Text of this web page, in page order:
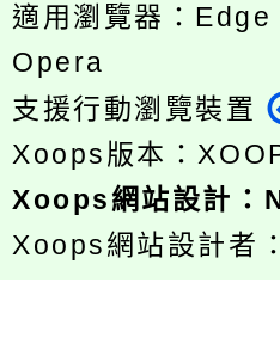
適用瀏覽器：
Opera
支援行動瀏覽裝置
Xoops版本：
Xoops網站設計 ：
Xoops網站設計者